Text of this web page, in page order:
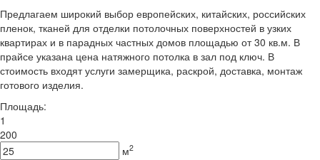
Предлагаем широкий выбор европейских, китайских, российских
пленок, тканей для отделки потолочных поверхностей в узких
квартирах и в парадных частных домов площадью от 30 кв.м. В
прайсе указана цена натяжного потолка в зал под ключ. В
стоимость входят услуги замерщика, раскрой, доставка, монтаж
готового изделия.
Площадь:
1
200
м2